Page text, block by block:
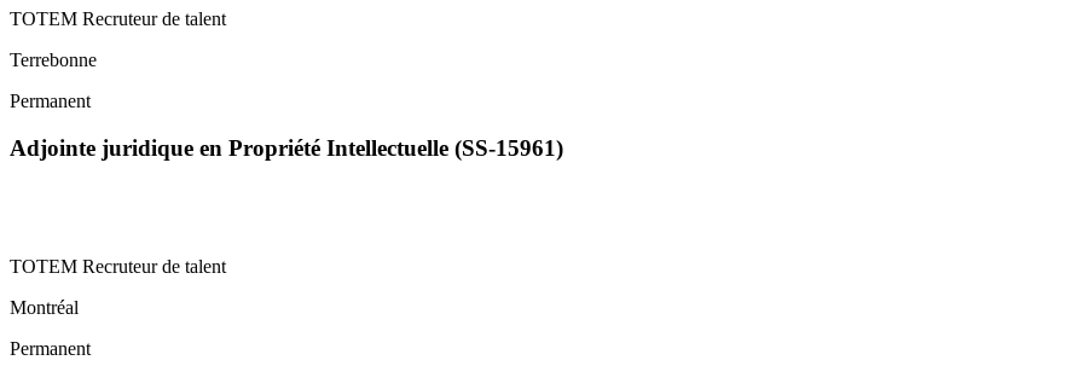
TOTEM Recruteur de talent
Terrebonne
Permanent
Adjointe juridique en Propriété Intellectuelle (SS-15961)
TOTEM Recruteur de talent
Montréal
Permanent